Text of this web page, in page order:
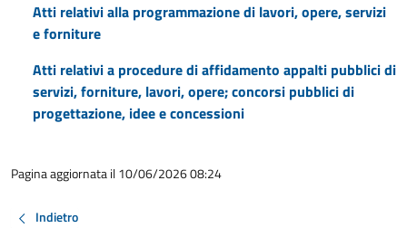
Atti relativi alla programmazione di lavori, opere, servizi
e forniture
Atti relativi a procedure di affidamento appalti pubblici di
servizi, forniture, lavori, opere; concorsi pubblici di
progettazione, idee e concessioni
Pagina aggiornata il 10/06/2026 08:24
Indietro